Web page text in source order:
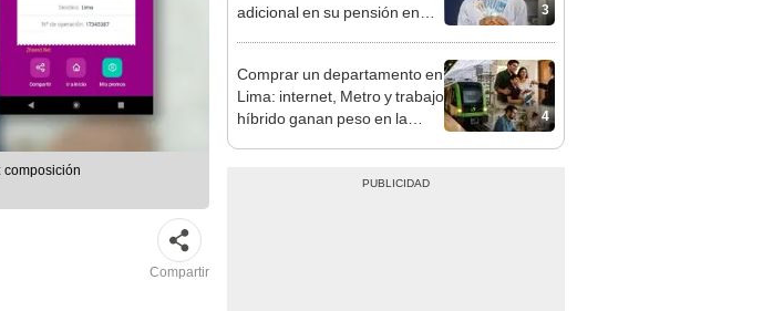
composición
Compartir
3
adicional en su pensión en
4
Comprar un departamento en
Lima: internet, Metro y trabajo
híbrido ganan peso en la